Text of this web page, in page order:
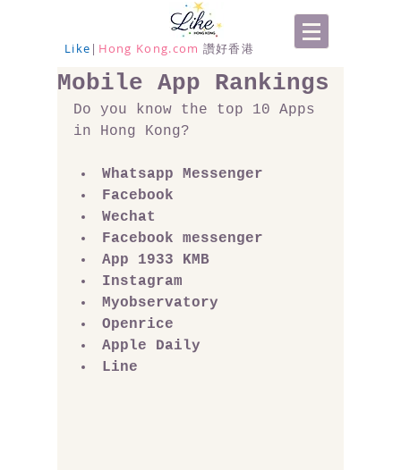
Like | Hong Kong.com 讚好香港
Mobile App Rankings
Do you know the top 10 Apps
in Hong Kong?
Whatsapp Messenger
Facebook
Wechat
Facebook messenger
App 1933 KMB
Instagram
Myobservatory
Openrice
Apple Daily
Line